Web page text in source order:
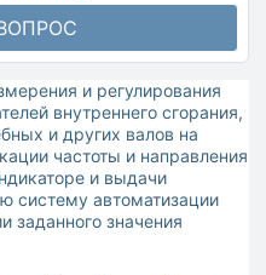
и регулирования
внутреннего сгорания,
и других валов на
частоты и направления
и выдачи
систему автоматизации
заданного значения